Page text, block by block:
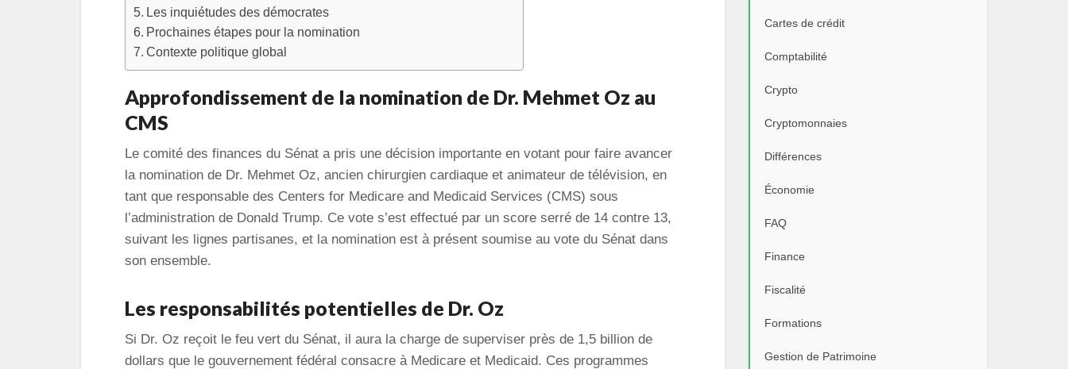
Les inquiétudes des démocrates
Prochaines étapes pour la nomination
Contexte politique global
Approfondissement de la nomination de Dr. Mehmet Oz au
CMS
Le comité des finances du Sénat a pris une décision importante en votant pour faire avancer
la nomination de Dr. Mehmet Oz, ancien chirurgien cardiaque et animateur de télévision, en
tant que responsable des Centers for Medicare and Medicaid Services (CMS) sous
l’administration de Donald Trump. Ce vote s’est effectué par un score serré de 14 contre 13,
suivant les lignes partisanes, et la nomination est à présent soumise au vote du Sénat dans
son ensemble.
Les responsabilités potentielles de Dr. Oz
Si Dr. Oz reçoit le feu vert du Sénat, il aura la charge de superviser près de 1,5 billion de
dollars que le gouvernement fédéral consacre à Medicare et Medicaid. Ces programmes
Cartes de crédit
Comptabilité
Crypto
Cryptomonnaies
Différences
Économie
FAQ
Finance
Fiscalité
Formations
Gestion de Patrimoine